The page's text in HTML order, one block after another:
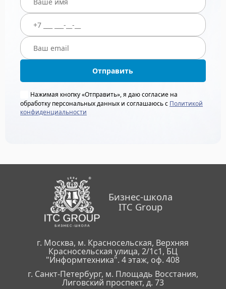
Отправить
Нажимая кнопку «Отправить», я даю согласие на
обработку персональных данных и соглашаюсь с Политикой
конфиденциальности
Бизнес-школа
ITC Group
г. Москва, м. Красносельская, Верхняя
Красносельская улица, 2/1с1, БЦ
"Информтехника". 4 этаж, оф. 408
г. Санкт-Петербург, м. Площадь Восстания,
Лиговский проспект, д. 73